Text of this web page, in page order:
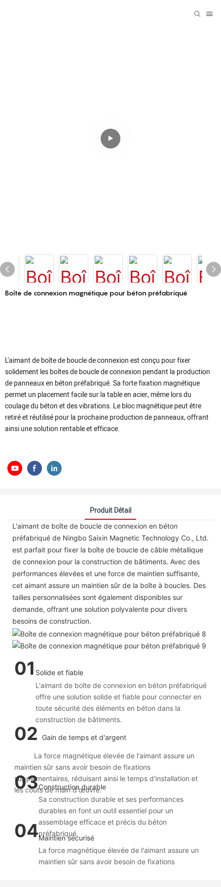
Boîte de connexion magnétique pour béton préfabriqué
L'aimant de boîte de boucle de connexion est conçu pour fixer
solidement les boîtes de boucle de connexion pendant la production
de panneaux en béton préfabriqué. Sa forte fixation magnétique
permet un placement facile sur la table en acier, même lors du
coulage du béton et des vibrations. Le bloc magnétique peut être
retiré et réutilisé pour la prochaine production de panneaux, offrant
ainsi une solution rentable et efficace.
Produit Détail
L'aimant de boîte de boucle de connexion en béton
préfabriqué de Ningbo Saixin Magnetic Technology Co., Ltd.
est parfait pour fixer la boîte de boucle de câble métallique
de connexion pour la construction de bâtiments. Avec des
performances élevées et une force de maintien suffisante,
cet aimant assure un maintien sûr de la boîte à boucles. Des
tailles personnalisées sont également disponibles sur
demande, offrant une solution polyvalente pour divers
besoins de construction.
01 Solide et fiable
L'aimant de boîte de connexion en béton préfabriqué
offre une solution solide et fiable pour connecter en
toute sécurité des éléments en béton dans la
construction de bâtiments.
02 Gain de temps et d'argent
La force magnétique élevée de l'aimant assure un
maintien sûr sans avoir besoin de fixations
supplémentaires, réduisant ainsi le temps d'installation et
les coûts de main d'œuvre.
03Construction durable
Sa construction durable et ses performances
durables en font un outil essentiel pour un
assemblage efficace et précis du béton
préfabriqué.
04Maintien sécurisé
La force magnétique élevée de l'aimant assure un
maintien sûr sans avoir besoin de fixations